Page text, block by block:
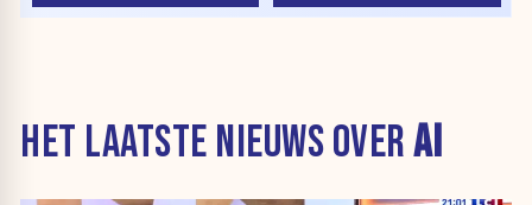
HET LAATSTE NIEUWS OVERAI